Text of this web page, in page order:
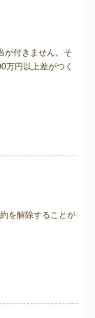
が付きません。そ
万円以上差がつく
を解除することが